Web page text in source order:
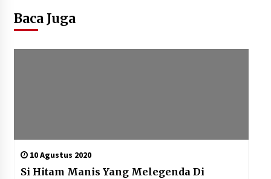
Baca Juga
10 Agustus 2020
Si Hitam Manis Yang Melegenda Di